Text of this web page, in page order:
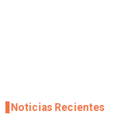
Noticias Recientes